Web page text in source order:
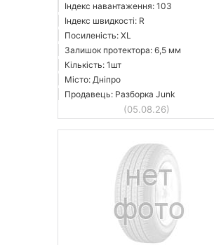
Індекс навантаження: 103
Індекс швидкості: R
Посиленість: XL
Залишок протектора: 6,5 мм
Кількість: 1шт
Місто: Дніпро
Продавець: Разборка Junk
(05.08.26)